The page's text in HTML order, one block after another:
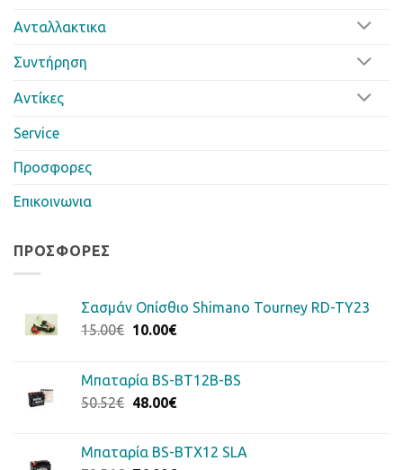
Ανταλλακτικα
Συντήρηση
Αντίκες
Service
Προσφορες
Επικοινωνια
ΠΡΟΣΦΟΡΈΣ
Σασμάν Οπίσθιο Shimano Tourney RD-TΥ23
15.00€ Original
15.00€.
10.00€Η
είναι:
10.00€.
Μπαταρία BS-BT12B-BS
50.52€ Original
50.52€.
48.00€Η
είναι:
Μπαταρία BS-BTX12 SLA